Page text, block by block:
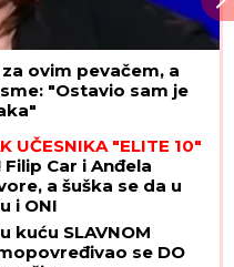
ovim pevačem, a
"Ostavio sam je
UČESNIKA "ELITE 10"
Car i Anđela
a šuška se da u
i ONI
kuću SLAVNOM
se DO